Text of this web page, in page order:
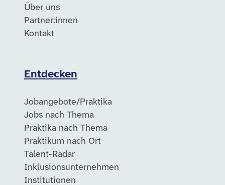
Über uns
Partner:innen
Kontakt
Entdecken
Jobangebote/Praktika
Jobs nach Thema
Praktika nach Thema
Praktikum nach Ort
Talent-Radar
Inklusionsunternehmen
Institutionen